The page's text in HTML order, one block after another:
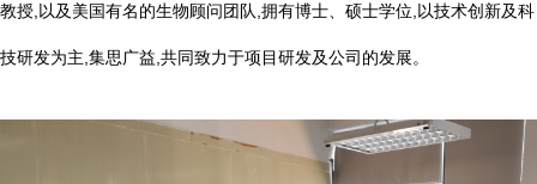
教授,以及美国有名的生物顾问团队,拥有博士、硕士学位,以技术创新及科
技研发为主,集思广益,共同致力于项目研发及公司的发展。